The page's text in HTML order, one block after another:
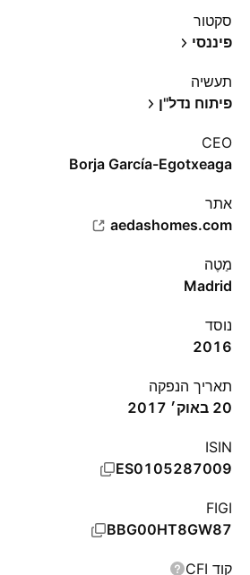
סקטור
פיננסי
תעשיה
פיתוח נדל"ן
CEO
Borja García-Egotxeaga
אתר‏
aedashomes.com
מַטֶה
Madrid
נוסד
2016
תאריך הנפקה
20 באוק׳ 2017
ISIN
ES0105287009
FIGI
BBG00HT8GW87
קוד CFI